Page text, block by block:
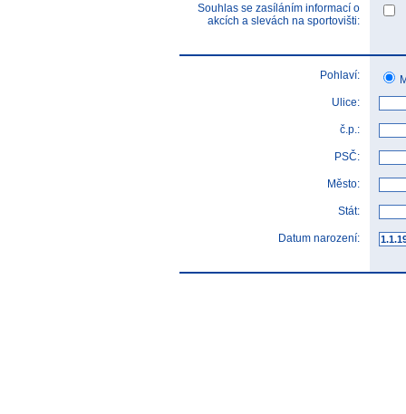
Souhlas se zasíláním informací o
akcích a slevách na sportovišti:
Pohlaví:
Ulice:
č.p.:
PSČ:
Město:
Stát:
Datum narození: